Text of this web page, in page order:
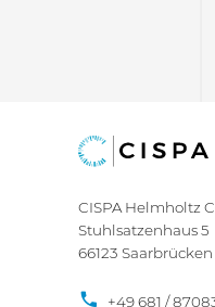
CISPA Helmholtz
Stuhlsatzenhaus 5
66123 Saarbrücken
+49 681 /